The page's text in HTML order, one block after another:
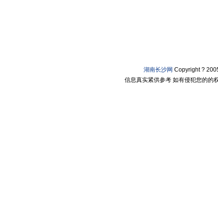
湖南长沙网 Copyright ?
信息真实紧供参考 如有侵犯您的的